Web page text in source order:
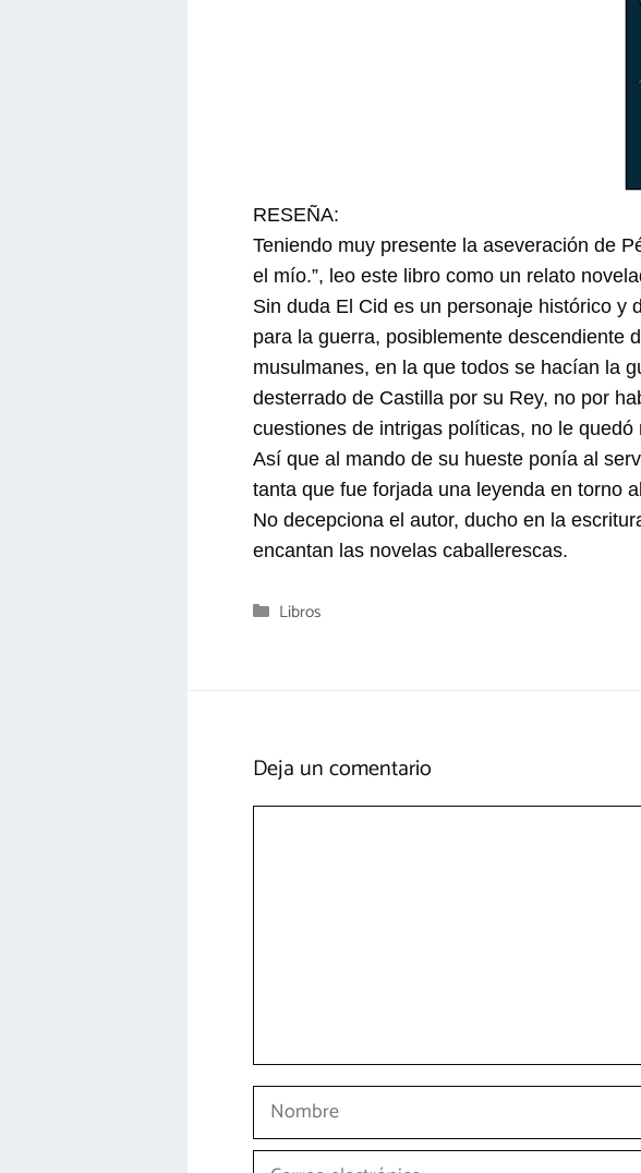
RESEÑA:
Teniendo muy presente la aseveración de
el mío.”, leo este libro como un relato
Sin duda El Cid es un personaje histórico y
para la guerra, posiblemente descendiente
musulmanes, en la que todos se hacían la
desterrado de Castilla por su Rey, no por
cuestiones de intrigas políticas, no le
Así que al mando de su hueste ponía al
tanta que fue forjada una leyenda en torno
No decepciona el autor, ducho en la
encantan las novelas caballerescas.
Categorías
Libros
Deja un comentario
Nombre
Correo